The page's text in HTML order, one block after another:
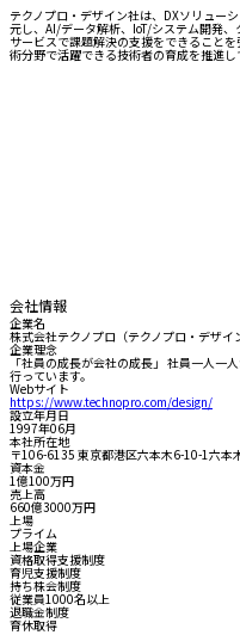
テクノプロ・デザイン社は、DXソリュー
元し、AI/データ解析、IoT/システム開発
サービスで課題解決の支援をできること
術分野で活躍できる技術者の育成を推進
会社情報
企業名
株式会社テクノプロ（テクノプロ・デザイ
企業理念
「社員の成長が会社の成長」 社員一人
行っています。
Webサイト
https://www.technopro.com/design/
設立年月日
1997年06月
本社所在地
〒106-6135 東京都港区六本木6-10-1六本
資本金
1億100万円
売上高
660億3000万円
上場
プライム
上場企業
資格取得支援制度
育児支援制度
持ち株会制度
従業員1000名以上
退職金制度
育休取得